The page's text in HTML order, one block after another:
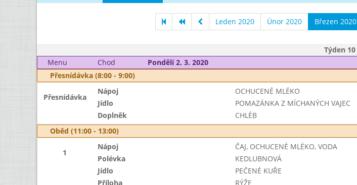
Leden 2020 Únor 2020 Březen 2020
Týden 10
Menu
Chod Pondělí 2. 3. 2020
Přesnídávka (8:00 - 9:00)
Přesnídávka
Nápoj OCHUCENÉ MLÉKO
Jídlo
POMAZÁNKA Z MÍCHANÝCH VAJEC
Doplněk
CHLÉB
Oběd (11:00 - 13:00)
1
Nápoj ČAJ, OCHUCENÉ MLÉKO, VODA
Polévka
KEDLUBNOVÁ
Jídlo
PEČENÉ KUŘE
Příloha
RÝŽE